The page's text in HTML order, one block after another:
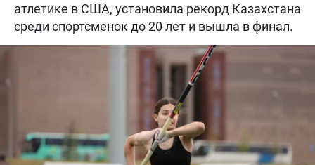
атлетике в США, установила рекорд Казахстана
среди спортсменок до 20 лет и вышла в финал.